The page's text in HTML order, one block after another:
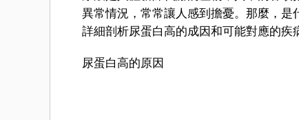
異常情況，常常讓人感到擔憂。那麼，
詳細剖析尿蛋白高的成因和可能對應的疾
尿蛋白高的原因